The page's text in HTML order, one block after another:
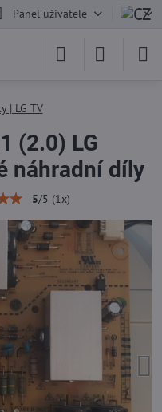
Panel uživatele
| LG TV
(2.0) LG
náhradní díly
5/5 (1 x)